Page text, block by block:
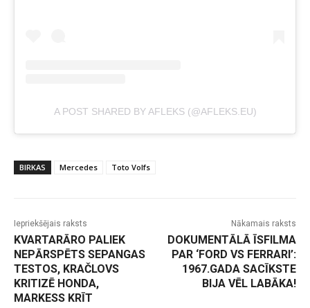
A POST SHARED BY AFLEKS (@AFLEKS.EU)
BIRKAS Mercedes Toto Volfs
Iepriekšējais raksts
KVARTARĀRO PALIEK
NEPĀRSPĒTS SEPANGAS
TESTOS, KRAČLOVS
KRITIZĒ HONDA,
MARKESS KRĪT
Nākamais raksts
DOKUMENTĀLĀ ĪSFILMA
PAR ‘FORD VS FERRARI’:
1967.GADA SACĪKSTE
BIJA VĒL LABĀKA!